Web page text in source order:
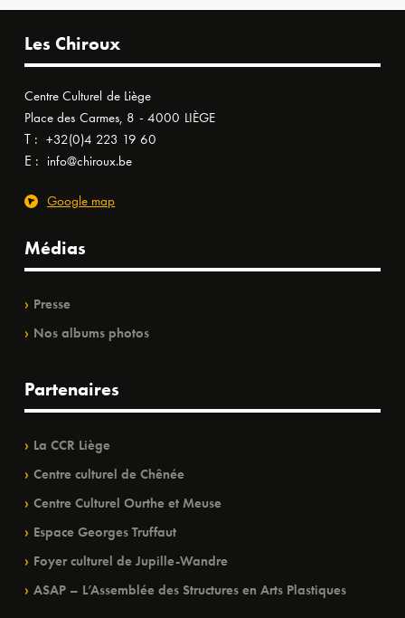
Les Chiroux
Centre Culturel de Liège
Place des Carmes, 8 - 4000 LIÈGE
T : +32(0)4 223 19 60
E : info@chiroux.be
Google map
Médias
Presse
Nos albums photos
Partenaires
La CCR Liège
Centre culturel de Chênée
Centre Culturel Ourthe et Meuse
Espace Georges Truffaut
Foyer culturel de Jupille-Wandre
ASAP – L’Assemblée des Structures en Arts Plastiques